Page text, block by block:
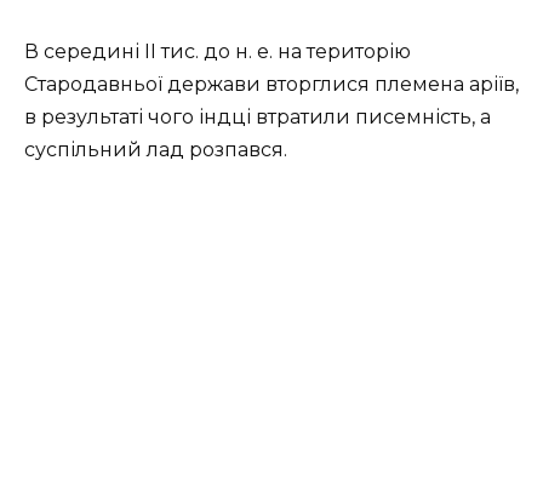
В середині II тис. до н. е. на територію
Стародавньої держави вторглися племена аріїв,
в результаті чого індці втратили писемність, а
суспільний лад розпався.